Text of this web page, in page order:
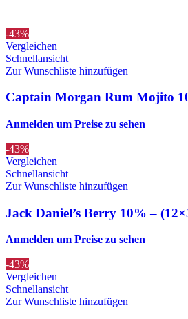
-43%
Vergleichen
Schnellansicht
Zur Wunschliste hinzufügen
Captain Morgan Rum Mojito
Anmelden um Preise zu sehen
-43%
Vergleichen
Schnellansicht
Zur Wunschliste hinzufügen
Jack Daniel’s Berry 10% –
Anmelden um Preise zu sehen
-43%
Vergleichen
Schnellansicht
Zur Wunschliste hinzufügen